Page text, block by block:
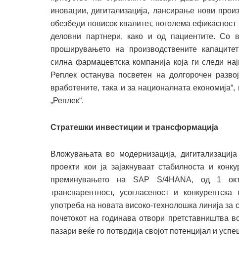
иновации, дигитализација, лансирање нови
обезбеди повисок квалитет, поголема
деловни партнери, како и од пациентите. Со
проширувањето на производствените
силна фармацевтска компанија која ги следи
Реплек останува посветен на долгорочен
вработените, така и за националната економија“,
„Реплек“.
Стратешки инвестиции и трансформација
Вложувањата во модернизација,
проекти кои ја зајакнуваат стабилноста и
преминувањето на SAP S/4HANA, од 1
транспарентност, усогласеност и
употреба на новата високо-технолошка линија за
почетокот на годинава отвори
пазари веќе го потврдија својот потенцијал и